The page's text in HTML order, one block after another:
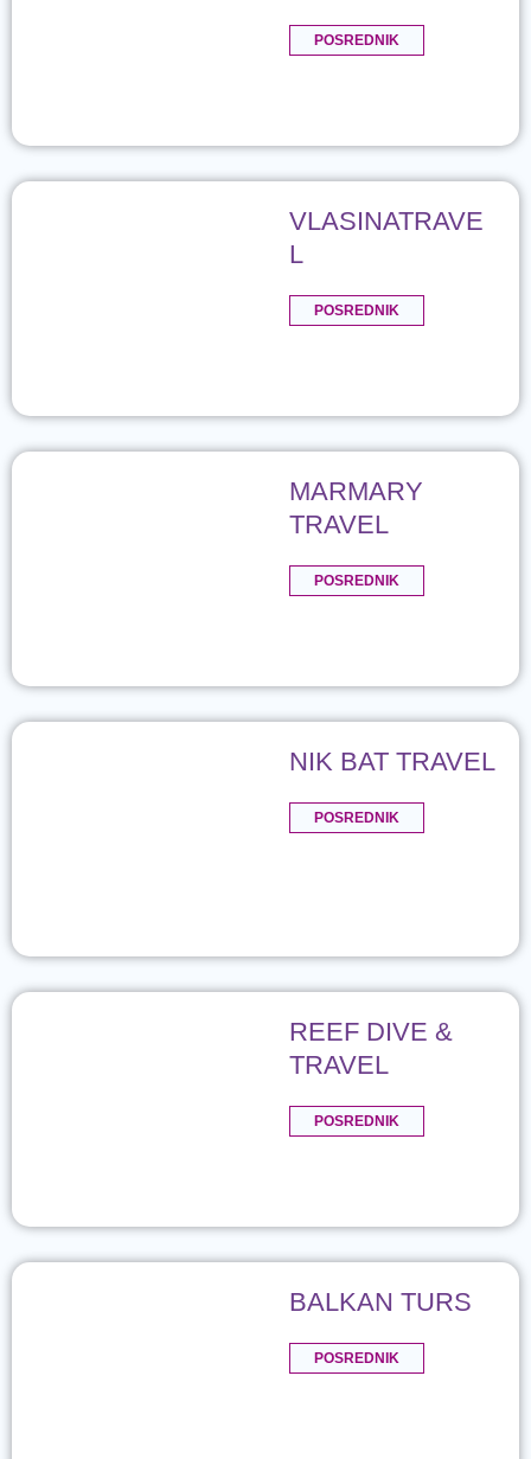
POSREDNIK
VLASINATRAVE
L
POSREDNIK
MARMARY
TRAVEL
POSREDNIK
NIK BAT TRAVEL
POSREDNIK
REEF DIVE &
TRAVEL
POSREDNIK
BALKAN TURS
POSREDNIK